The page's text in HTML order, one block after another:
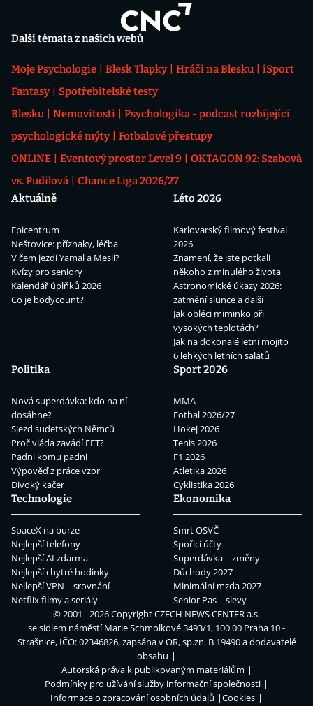
Další témata z našich webů
Moje Psychologie Blesk Tlapky Hráči na Blesku
iSport
Fantasy
Spotřebitelské testy
Blesku
Nemovitosti
Psychologika - podcast rozbíjející
psychologické mýty
Fotbalové přestupy
ONLINE
Eventový prostor Level 9
OKTAGON 92: Szabová
vs. Pudilová
Chance Liga 2026/27
Aktuálně
Epicentrum
Neštovice: příznaky, léčba
V čem jezdí Yamal a Mesii?
Kvízy pro seniory
Kalendář úplňků 2026
Co je bodycount?
Léto 2026
Karlovarský filmový festival
2026
Znamení, že jste potkali
někoho z minulého života
Astronomické úkazy 2026:
zatmění slunce a další
Jak obléci miminko při
vysokých teplotách?
Jak na dokonalé letní mojito
6 lehkých letních salátů
Politika
Nová superdávka: kdo na ní
dosáhne?
Sjezd sudetských Němců
Proč vláda zavádí EET?
Padni komu padni
Výpověď z práce vzor
Divoký kačer
Sport 2026
MMA
Fotbal 2026/27
Hokej 2026
Tenis 2026
F1 2026
Atletika 2026
Cyklistika 2026
Technologie
SpaceX na burze
Nejlepší telefony
Nejlepší AI zdarma
Nejlepší chytré hodinky
Nejlepší VPN – srovnání
Netflix filmy a seriály
Ekonomika
Smrt OSVČ
Spořicí účty
Superdávka – změny
Důchody 2027
Minimální mzda 2027
Senior Pas – slevy
© 2001 - 2026 CopyrightCZECH NEWS CENTER a.s.
se sídlem náměstí Marie Schmolkové 3493/1, 100 00 Praha 10 -
Strašnice, IČO: 02346826, zapsána v OR, sp.zn. B 19490 a dodavatelé
obsahu
Autorská práva k publikovaným materiálům
Podmínky pro užívání služby informační společnosti
Informace o zpracování osobních údajů
Cookies